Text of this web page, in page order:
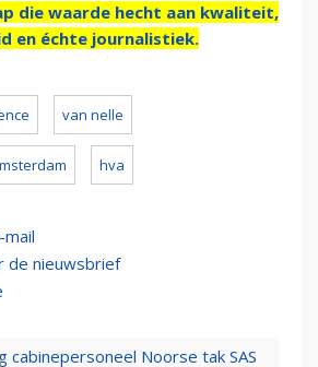
die waarde hecht aan kwaliteit,
en échte journalistiek.
van nelle
hva
de nieuwsbrief
cabinepersoneel Noorse tak SAS